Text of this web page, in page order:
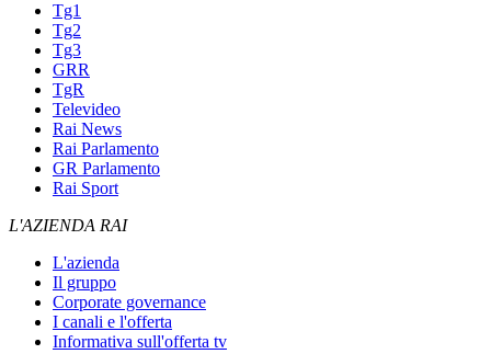
Tg1
Tg2
Tg3
GRR
TgR
Televideo
Rai News
Rai Parlamento
GR Parlamento
Rai Sport
L'AZIENDA RAI
L'azienda
Il gruppo
Corporate governance
I canali e l'offerta
Informativa sull'offerta tv